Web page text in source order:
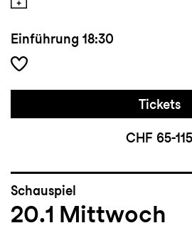
Einführung 18:30
Tickets
CHF 65-115
Schauspiel
20.1 Mittwoch